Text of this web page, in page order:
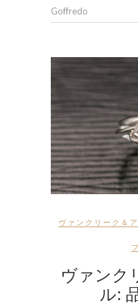
Goffredo
ヴァンクリーク＆
ヴァンク
ル: